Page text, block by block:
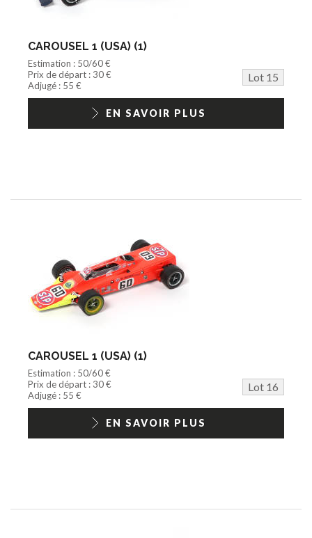
CAROUSEL 1 (USA) (1)
Estimation : 50/60 €
Prix de départ : 30 €
Lot 15
Adjugé : 55 €
EN SAVOIR PLUS
CAROUSEL 1 (USA) (1)
Estimation : 50/60 €
Prix de départ : 30 €
Lot 16
Adjugé : 55 €
EN SAVOIR PLUS